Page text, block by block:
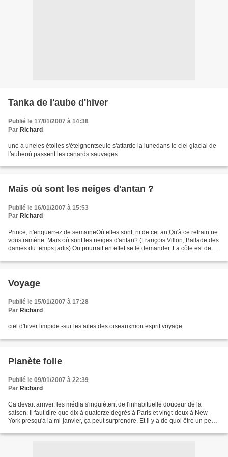
Tanka de l'aube d'hiver
Publié le 17/01/2007 à 14:38
Par Richard
une à uneles étoiles s'éteignentseule s'attarde la lunedans le ciel glacial de
l'aubeoù passent les canards sauvages
Mais où sont les neiges d'antan ?
Publié le 16/01/2007 à 15:53
Par Richard
Prince, n'enquerrez de semaineOù elles sont, ni de cet an,Qu'à ce refrain ne
vous ramène :Mais où sont les neiges d'antan? (François Villon, Ballade des
dames du temps jadis) On pourrait en effet se le demander. La côte est des
Voyage
Publié le 15/01/2007 à 17:28
Par Richard
ciel d'hiver limpide -sur les ailes des oiseauxmon esprit voyage
Planète folle
Publié le 09/01/2007 à 22:39
Par Richard
Ca devait arriver, les média s'inquiètent de l'inhabituelle douceur de la
saison. Il faut dire que dix à quatorze degrés à Paris et vingt-deux à New-
York presqu'à la mi-janvier, ça peut surprendre. Et il y a de quoi être un peu